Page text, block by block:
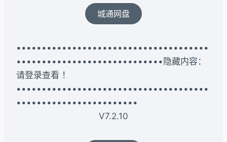
城通网盘
••••••••••••••••••••••••••••••••••••••
•••••••••••••••••••••••••••••隐藏内容：
请登录查看 ！
••••••••••••••••••••••••••••••••••••••
••••••••••••••••••••••••
V7.2.10